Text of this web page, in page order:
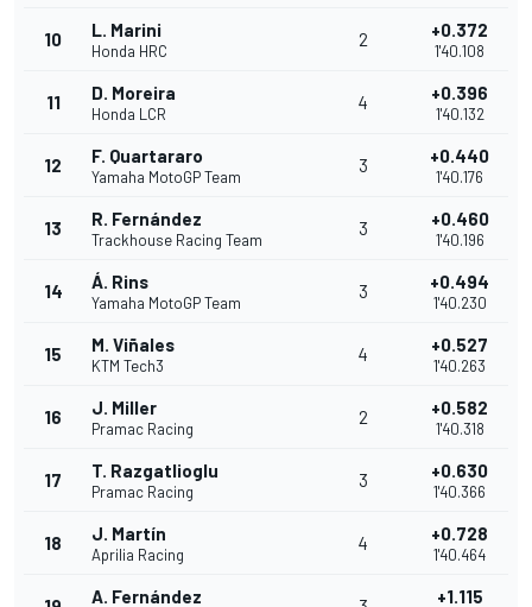
10 L. Marini
Honda HRC
2 +0.372
1'40.108
11 D. Moreira
Honda LCR
4 +0.396
1'40.132
12 F. Quartararo
Yamaha MotoGP Team
3 +0.440
1'40.176
13 R. Fernández
Trackhouse Racing Team
3 +0.460
1'40.196
14 Á. Rins
Yamaha MotoGP Team
3 +0.494
1'40.230
15 M. Viñales
KTM Tech3
4 +0.527
1'40.263
16 J. Miller
Pramac Racing
2 +0.582
1'40.318
17 T. Razgatlioglu
Pramac Racing
3 +0.630
1'40.366
18 J. Martín
Aprilia Racing
4 +0.728
1'40.464
A. Fernández +1.115